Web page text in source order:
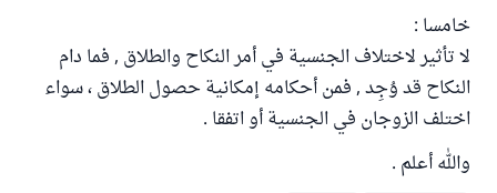
خامسا :
لا تأثير لاختلاف الجنسية في أمر النكاح والطلاق , فما دام
النكاح قد وُجِد , فمن أحكامه إمكانية حصول الطلاق ، سواء
اختلف الزوجان في الجنسية أو اتفقا .
والله أعلم .